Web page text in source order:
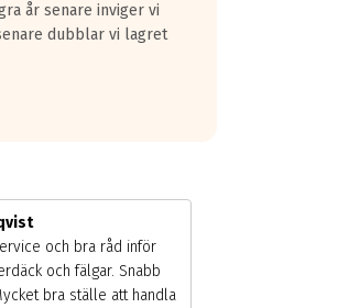
år senare inviger vi
dubblar vi lagret
och bra råd inför
och fälgar. Snabb
bra ställe att handla